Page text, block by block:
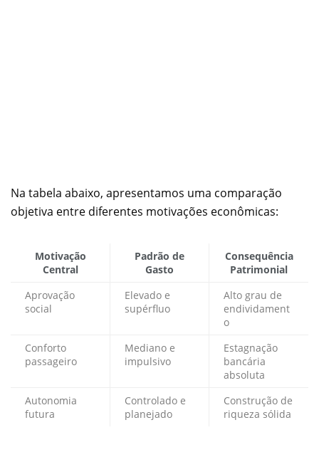
Na tabela abaixo, apresentamos uma comparação
objetiva entre diferentes motivações econômicas:
Motivação
Central
Padrão de
Gasto
Consequência
Patrimonial
Aprovação
social
Elevado e
supérfluo
Alto grau de
endividament
o
Conforto
passageiro
Mediano e
impulsivo
Estagnação
bancária
absoluta
Autonomia
futura
Controlado e
planejado
Construção de
riqueza sólida